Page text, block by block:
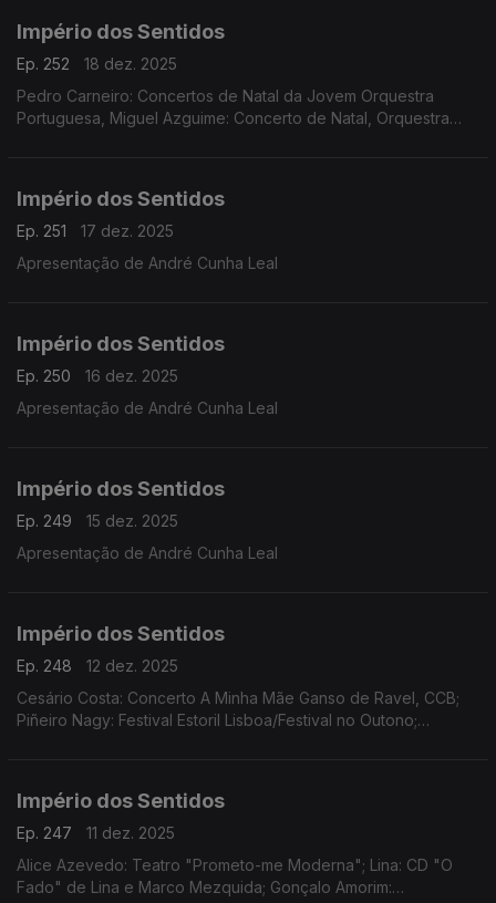
Império dos Sentidos
Ep. 252
18 dez. 2025
Pedro Carneiro: Concertos de Natal da Jovem Orquestra
Portuguesa, Miguel Azguime: Concerto de Natal, Orquestra
Império dos Sentidos
Ep. 251
17 dez. 2025
Apresentação de André Cunha Leal
Império dos Sentidos
Ep. 250
16 dez. 2025
Apresentação de André Cunha Leal
Império dos Sentidos
Ep. 249
15 dez. 2025
Apresentação de André Cunha Leal
Império dos Sentidos
Ep. 248
12 dez. 2025
Cesário Costa: Concerto A Minha Mãe Ganso de Ravel, CCB;
Piñeiro Nagy: Festival Estoril Lisboa/Festival no Outono;
Império dos Sentidos
Ep. 247
11 dez. 2025
Alice Azevedo: Teatro "Prometo-me Moderna"; Lina: CD "O
Fado" de Lina e Marco Mezquida; Gonçalo Amorim: